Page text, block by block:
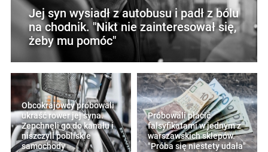
Jej syn wysiadł z autobusu i padł z bólu
na chodnik. "Nikt nie zainteresował się,
żeby mu pomóc"
Obcokrajowcy próbowali
ukraść rower jej syna.
Zepchnęli go do kanału i
niszczyli pobliskie
samochody
Próbowali płacić
falsyfikatami w jednym z
warszawskich sklepów.
"Próba się niestety udała"